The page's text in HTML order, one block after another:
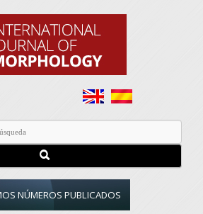
NÚMEROS PUBLICADOS